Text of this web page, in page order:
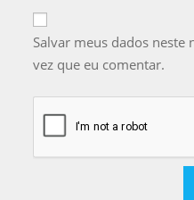
Salvar meus dados neste
vez que eu comentar.